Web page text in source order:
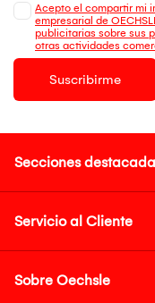
Acepto el compartir mi
empresarial de
publicitarias sobre sus
otras actividades
Suscribirme
Secciones
Servicio al Cliente
Sobre Oechsle